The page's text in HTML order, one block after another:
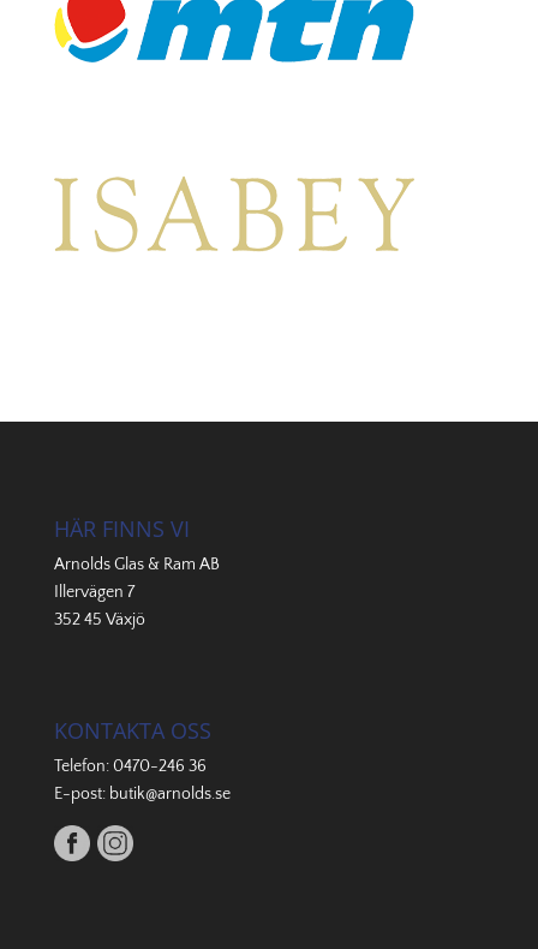
HÄR FINNS VI
Arnolds Glas & Ram AB
Illervägen 7
352 45 Växjö
KONTAKTA OSS
Telefon:0470-246 36
E-post: butik@arnolds.se